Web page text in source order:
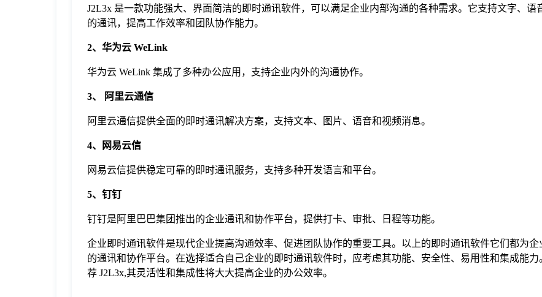
J2L3x 是一款功能强大、界面简洁的即时通讯软件，可以满足企业内部沟通的各种需求。它支持文字、语
的通讯，提高工作效率和团队协作能力。
2、华为云 WeLink
华为云 WeLink 集成了多种办公应用，支持企业内外的沟通协作。
3、 阿里云通信
阿里云通信提供全面的即时通讯解决方案，支持文本、图片、语音和视频消息。
4、网易云信
网易云信提供稳定可靠的即时通讯服务，支持多种开发语言和平台。
5、钉钉
钉钉是阿里巴巴集团推出的企业通讯和协作平台，提供打卡、审批、日程等功能。
企业即时通讯软件是现代企业提高沟通效率、促进团队协作的重要工具。以上的即时通讯软件它们都为企
的通讯和协作平台。在选择适合自己企业的即时通讯软件时，应考虑其功能、安全性、易用性和集成能力
荐 J2L3x,其灵活性和集成性将大大提高企业的办公效率。